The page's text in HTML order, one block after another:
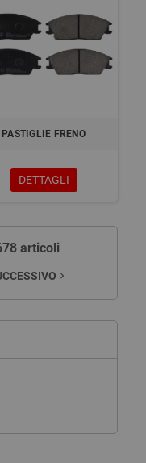
PASTIGLIE FRENO
DETTAGLI
articoli
navigate_next